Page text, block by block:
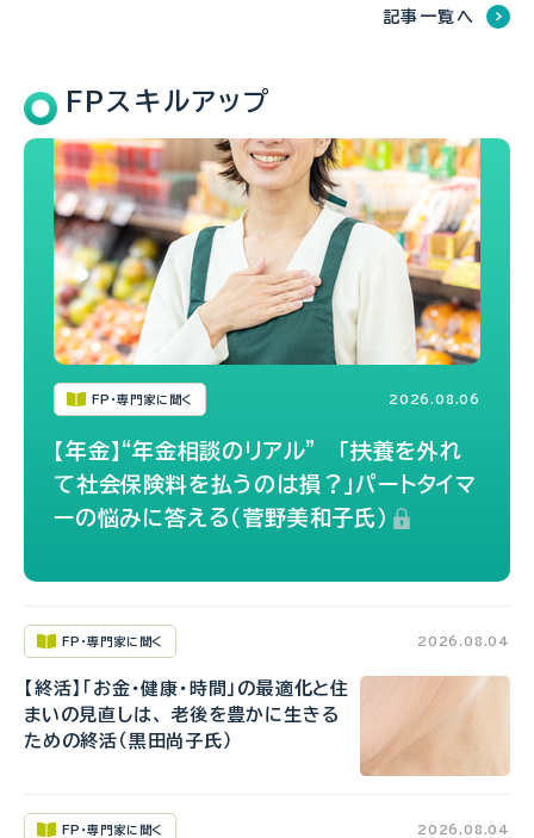
記事一覧へ
FPスキルアップ
FP・専門家に聞く 2026.08.06
【年金】“年金相談のリアル” 「扶養を外れ
て社会保険料を払うのは損？」パートタイマ
ーの悩みに答える（菅野美和子氏）
FP・専門家に聞く 2026.08.04
【終活】「お金・健康・時間」の最適化と住
まいの見直しは、 老後を豊かに生きる
ための終活（黒田尚子氏）
FP・専門家に聞く 2026.08.04